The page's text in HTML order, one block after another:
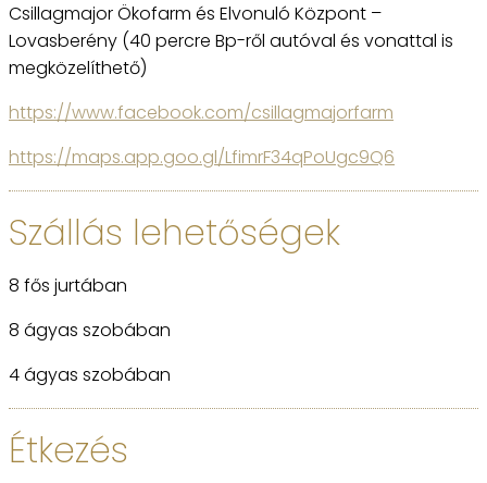
Csillagmajor Ökofarm és Elvonuló Központ –
Lovasberény (40 percre Bp-ről autóval és vonattal is
megközelíthető)
https://www.facebook.com/csillagmajorfarm
https://maps.app.goo.gl/LfimrF34qPoUgc9Q6
Szállás lehetőségek
8 fős jurtában
8 ágyas szobában
4 ágyas szobában
Étkezés